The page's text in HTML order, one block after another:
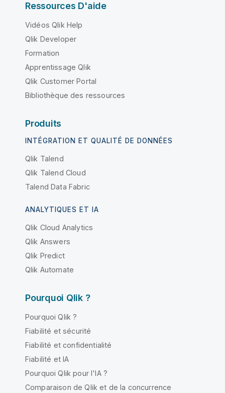
Ressources D'aide
Vidéos Qlik Help
Qlik Developer
Formation
Apprentissage Qlik
Qlik Customer Portal
Bibliothèque des ressources
Produits
INTÉGRATION ET QUALITÉ DE DONNÉES
Qlik Talend
Qlik Talend Cloud
Talend Data Fabric
ANALYTIQUES ET IA
Qlik Cloud Analytics
Qlik Answers
Qlik Predict
Qlik Automate
Pourquoi Qlik ?
Pourquoi Qlik ?
Fiabilité et sécurité
Fiabilité et confidentialité
Fiabilité et IA
Pourquoi Qlik pour l'IA ?
Comparaison de Qlik et de la concurrence